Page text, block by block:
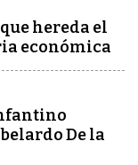
hereda el
económica
De la